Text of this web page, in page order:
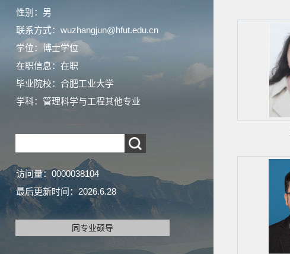
性别：男
联系方式：wuzhangjun@hfut.edu.cn
学位：博士学位
在职信息：在职
毕业院校：合肥工业大学
学科：管理科学与工程其他专业
访问量： 0000038104
最后更新时间： 2026.6.28
同专业硕导